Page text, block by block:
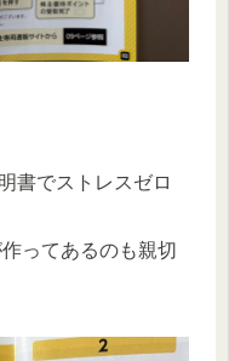
書でストレスゼロ
ってあるのも親切